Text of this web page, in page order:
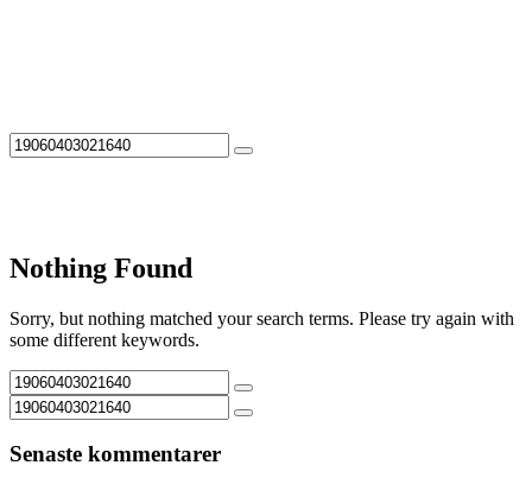
Nothing Found
Sorry, but nothing matched your search terms. Please try again with
some different keywords.
Senaste kommentarer